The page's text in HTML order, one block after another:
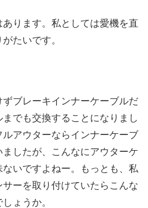
ります。私としては愛機を直
たいです。
ブレーキインナーケーブルだ
でも交換することになりまし
アウターならインナーケーブ
したが、こんなにアウターケ
いですよねー。もっとも、私
ーを取り付けていたらこんな
ょうか。